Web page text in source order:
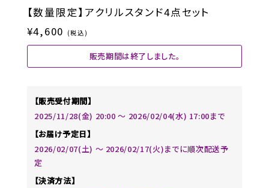
【数量限定】アクリルスタンド4点セット
¥4,600 (税込)
販売期間は終了しました。
【販売受付期間】
2025/11/28(金) 20:00 〜 2026/02/04(水) 17:00まで
【お届け予定日】
2026/02/07(土) 〜 2026/02/17(火)までに順次配送予
定
【決済方法】